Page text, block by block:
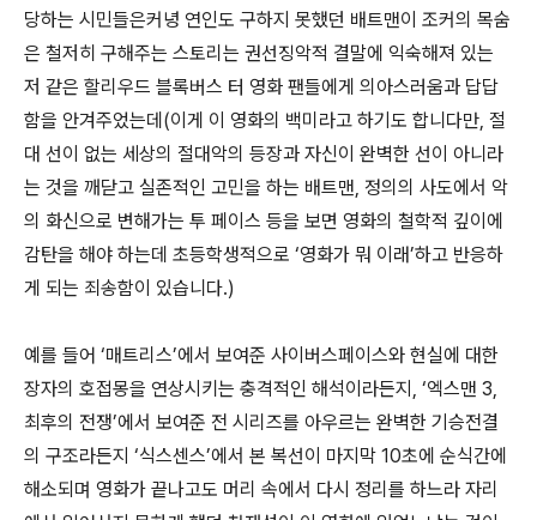
당하는 시민들은커녕 연인도 구하지 못했던 배트맨이 조커의 목숨
은 철저히 구해주는 스토리는 권선징악적 결말에 익숙해져 있는
저 같은 할리우드 블록버스 터 영화 팬들에게 의아스러움과 답답
함을 안겨주었는데(이게 이 영화의 백미라고 하기도 합니다만, 절
대 선이 없는 세상의 절대악의 등장과 자신이 완벽한 선이 아니라
는 것을 깨닫고 실존적인 고민을 하는 배트맨, 정의의 사도에서 악
의 화신으로 변해가는 투 페이스 등을 보면 영화의 철학적 깊이에
감탄을 해야 하는데 초등학생적으로 ‘영화가 뭐 이래’하고 반응하
게 되는 죄송함이 있습니다.)
예를 들어 ‘매트리스’에서 보여준 사이버스페이스와 현실에 대한
장자의 호접몽을 연상시키는 충격적인 해석이라든지, ‘엑스맨 3,
최후의 전쟁’에서 보여준 전 시리즈를 아우르는 완벽한 기승전결
의 구조라든지 ‘식스센스’에서 본 복선이 마지막 10초에 순식간에
해소되며 영화가 끝나고도 머리 속에서 다시 정리를 하느라 자리